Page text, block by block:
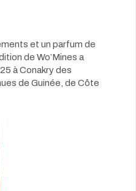
et un parfum de
de Wo’Mines a
à Conakry des
de Guinée, de Côte